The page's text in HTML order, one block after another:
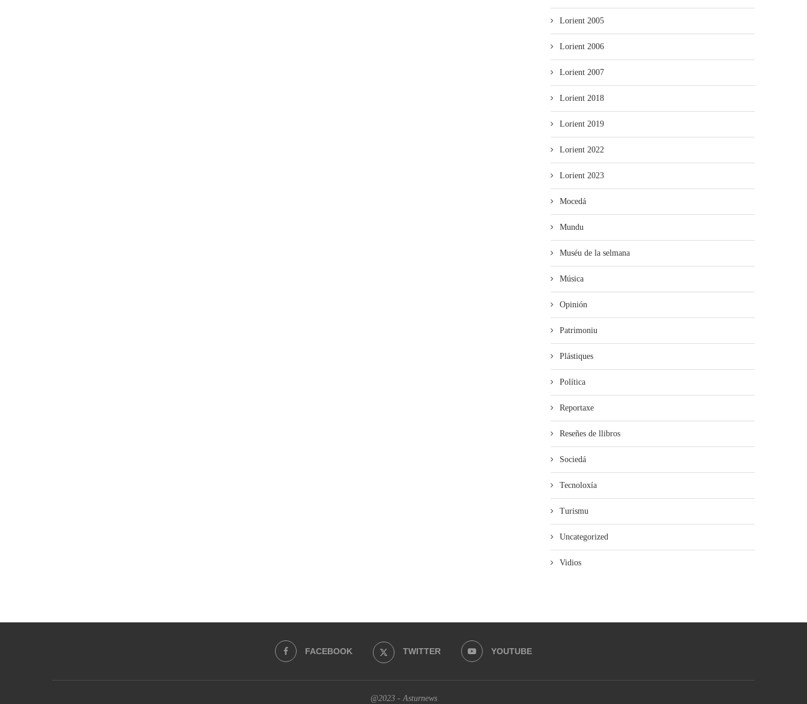
Lorient 2005
Lorient 2006
Lorient 2007
Lorient 2018
Lorient 2019
Lorient 2022
Lorient 2023
Mocedá
Mundu
Muséu de la selmana
Música
Opinión
Patrimoniu
Plástiques
Política
Reportaxe
Reseñes de llibros
Sociedá
Tecnoloxía
Turismu
Uncategorized
Vidios
FACEBOOK TWITTER YOUTUBE
@2023 - Asturnews